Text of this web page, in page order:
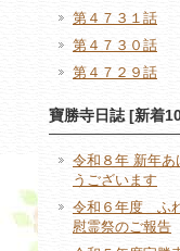
第４７３１話
第４７３０話
第４７２９話
寶勝寺日誌 [新着
令和８年 新年あ
うございます
令和６年度 ふ
慰霊祭のご報告